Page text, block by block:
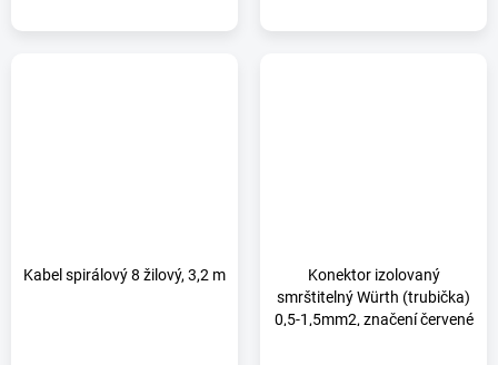
Kabel spirálový 8 žilový, 3,2 m
Konektor izolovaný
smrštitelný Würth (trubička)
0,5-1,5mm2, značení červené